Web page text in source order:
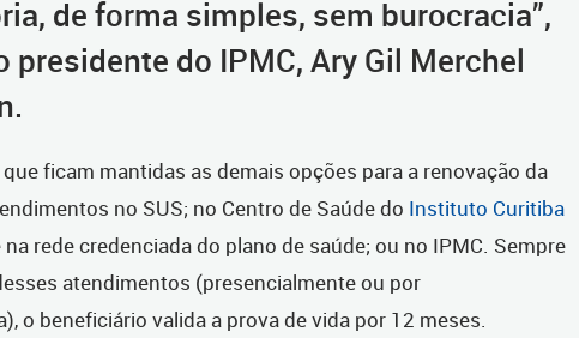
de forma simples, sem burocracia”,
presidente do IPMC, Ary Gil Merchel
ficam mantidas as demais opções para a renovação da
no SUS; no Centro de Saúde do Instituto Curitiba
na rede credenciada do plano de saúde; ou no IPMC. Sempre
atendimentos (presencialmente ou por
o beneficiário valida a prova de vida por 12 meses.